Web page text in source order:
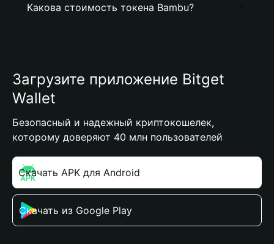
Какова стоимость токена Bambu?
Загрузите приложение Bitget
Wallet
Безопасный и надежный криптокошелек,
которому доверяют 40 млн пользователей
Скачать APK для Android
Скачать из Google Play